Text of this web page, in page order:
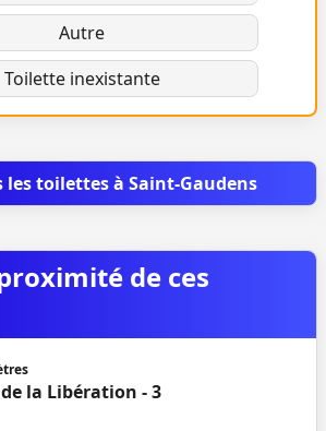
Autre
Toilette inexistante
les toilettes à Saint-Gaudens
de ces
de la Libération - 3